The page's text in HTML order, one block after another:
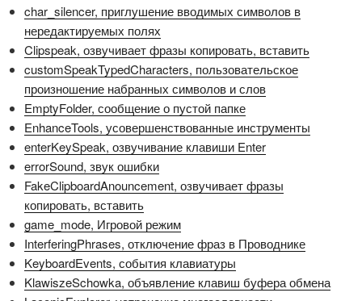
char_silencer, приглушение вводимых символов в
нередактируемых полях
Clipspeak, озвучивает фразы копировать, вставить
customSpeakTypedCharacters, пользовательское
произношение набранных символов и слов
EmptyFolder, сообщение о пустой папке
EnhanceTools, усовершенствованные инструменты
enterKeySpeak, озвучивание клавиши Enter
errorSound, звук ошибки
FakeClipboardAnouncement, озвучивает фразы
копировать, вставить
game_mode, Игровой режим
InterferingPhrases, отключение фраз в Проводнике
KeyboardEvents, события клавиатуры
KlawiszeSchowka, объявление клавиш буфера обмена